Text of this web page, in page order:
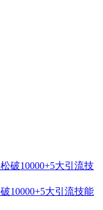
10000+5大引流技能